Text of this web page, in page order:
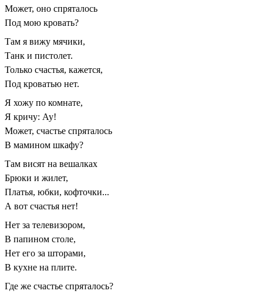
Может, оно спряталось
Под мою кровать?
Там я вижу мячики,
Танк и пистолет.
Только счастья, кажется,
Под кроватью нет.
Я хожу по комнате,
Я кричу: Ау!
Может, счастье спряталось
В мамином шкафу?
Там висят на вешалках
Брюки и жилет,
Платья, юбки, кофточки...
А вот счастья нет!
Нет за телевизором,
В папином столе,
Нет его за шторами,
В кухне на плите.
Где же счастье спряталось?